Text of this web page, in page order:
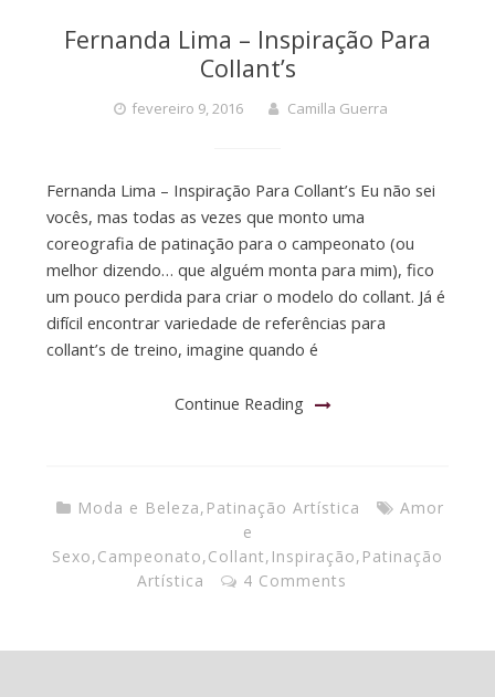
Fernanda Lima – Inspiração Para
Collant’s
fevereiro 9, 2016 Camilla Guerra
Fernanda Lima – Inspiração Para Collant’s Eu não sei
vocês, mas todas as vezes que monto uma
coreografia de patinação para o campeonato (ou
melhor dizendo… que alguém monta para mim), fico
um pouco perdida para criar o modelo do collant. Já é
difícil encontrar variedade de referências para
collant’s de treino, imagine quando é
Continue Reading
Moda e Beleza, Patinação Artística
Amor
e
Sexo,Campeonato,Collant, Inspiração, Patinação
Artística
4 Comments